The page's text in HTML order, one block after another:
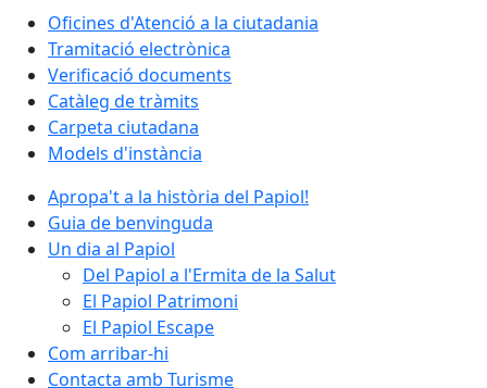
Oficines d'Atenció a la ciutadania
Tramitació electrònica
Verificació documents
Catàleg de tràmits
Carpeta ciutadana
Models d'instància
Apropa't a la història del Papiol!
Guia de benvinguda
Un dia al Papiol
Del Papiol a l'Ermita de la Salut
El Papiol Patrimoni
El Papiol Escape
Com arribar-hi
Contacta amb Turisme